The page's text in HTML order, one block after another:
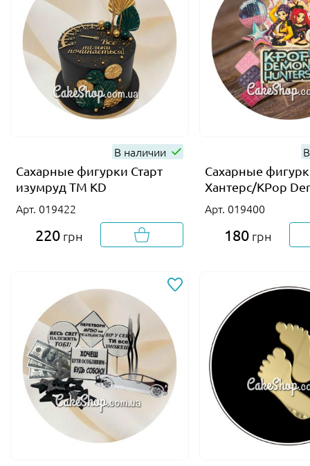
В наличии
Сахарные фигурки Старт
изумруд ТМ KD
Арт. 019422
220 грн
Сахарные
Хантерс/KPop
Hunters ТМ
Арт. 019400
180 грн